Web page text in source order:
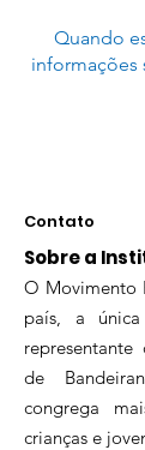
Quando
informações
Contato
Sobre a
O Movimento
país, a única
representante
de
congrega
crianças e